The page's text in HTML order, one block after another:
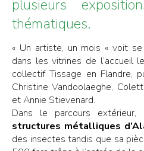
plusieurs
thématiques.
« Un artiste, un mois « voit
dans les vitrines de l’accueil
collectif Tissage en Flandre,
Christine Vandoolaeghe,
et Annie Stievenard.
Dans le parcours
structures métalliques
des insectes tandis que sa